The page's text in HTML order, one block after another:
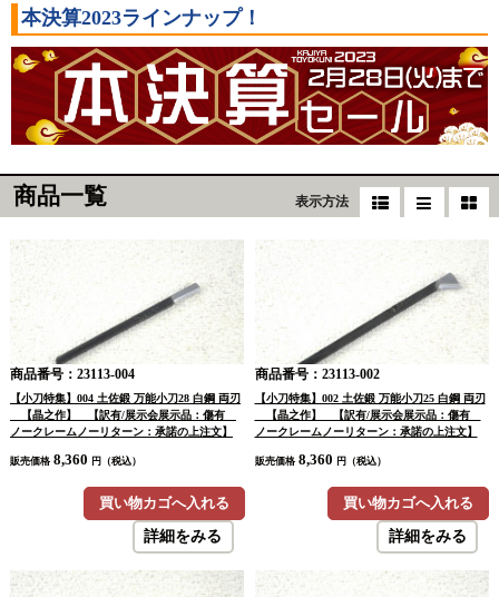
本決算2023ラインナップ！
商品一覧 表示方法
商品番号：23113-004
【小刀特集】004 土佐鍛 万能小刀28 白鋼 両刃
【晶之作】 【訳有/展示会展示品：傷有
ノークレームノーリターン：承諾の上注文】
販売価格 8,360 円（税込）
買い物カゴへ入れる
詳細をみる
商品番号：23113-002
【小刀特集】002 土佐鍛 万能小刀25 白鋼 両刃
【晶之作】 【訳有/展示会展示品：傷有
ノークレームノーリターン：承諾の上注文】
販売価格 8,360 円（税込）
買い物カゴへ入れる
詳細をみる